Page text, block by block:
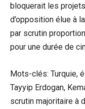
bloquerait les
d’opposition élue à
par scrutin
pour une durée de
Mots-clés: Turquie,
Tayyip Erdogan,
scrutin majoritaire à